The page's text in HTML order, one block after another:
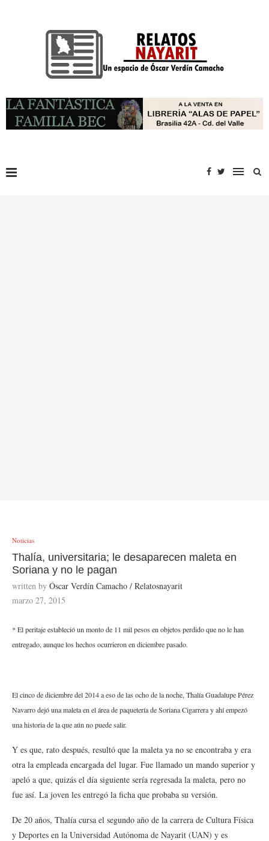
Noticias
Thalía, universitaria; le desaparecen maleta en
Soriana y no le pagan
written by Óscar Verdín Camacho / Relatosnayarit
marzo 27, 2015
* El peritaje estableció un monto de 11 mil pesos en objetos perdido que no le han
entregado, aunque los hechos ocurrieron en diciembre pasado.
El cinco de diciembre del 2014 a eso de las ocho de la noche, Thalía Guadalupe Pérez
Navarro dejó una maleta en el área de paquetería de Soriana Cigarrera y ahí empezó
una historia de la que aún no puede salir.
Y es que, rato después, resultó que la maleta ya no se encontraba y era
otra la empleada encargada del lugar. Fue llamado un mando superior y
apeló a que, quizás el día siguiente sería regresada la maleta, pero no
fue así. La joven les entregó la ficha que probaba su versión.
De 20 años, Thalía cursa el segundo año de la carrera de Cultura Física
y Deportes en la Universidad Autónoma de Nayarit (UAN) y es